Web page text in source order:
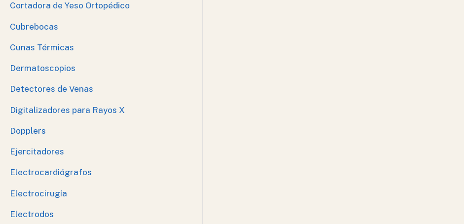
Cortadora de Yeso Ortopédico
Cubrebocas
Cunas Térmicas
Dermatoscopios
Detectores de Venas
Digitalizadores para Rayos X
Dopplers
Ejercitadores
Electrocardiógrafos
Electrocirugía
Electrodos